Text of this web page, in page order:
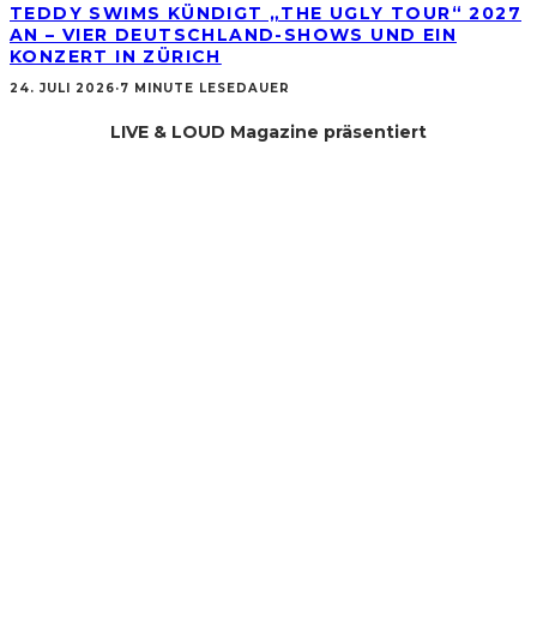
TEDDY SWIMS KÜNDIGT „THE UGLY TOUR“ 2027
AN – VIER DEUTSCHLAND-SHOWS UND EIN
KONZERT IN ZÜRICH
24. JULI 2026·7 MINUTE LESEDAUER
LIVE & LOUD Magazine präsentiert